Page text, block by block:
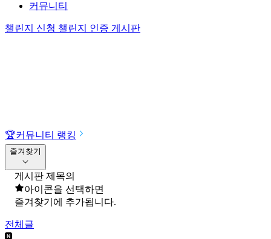
커뮤니티
챌린지 신청 챌린지 인증 게시판
🏆커뮤니티 랭킹
즐겨찾기
게시판 제목의
아이콘을 선택하면
즐겨찾기에 추가됩니다.
전체글